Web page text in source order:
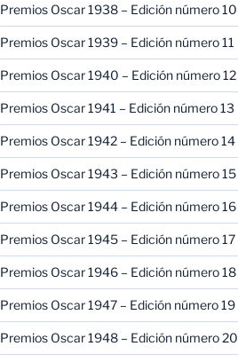
Premios Oscar 1938 – Edición número 10
Premios Oscar 1939 – Edición número 11
Premios Oscar 1940 – Edición número 12
Premios Oscar 1941 – Edición número 13
Premios Oscar 1942 – Edición número 14
Premios Oscar 1943 – Edición número 15
Premios Oscar 1944 – Edición número 16
Premios Oscar 1945 – Edición número 17
Premios Oscar 1946 – Edición número 18
Premios Oscar 1947 – Edición número 19
Premios Oscar 1948 – Edición número 20